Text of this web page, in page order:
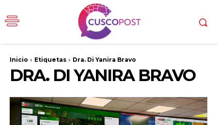
Inicio Etiquetas Dra. Di Yanira Bravo
DRA. DI YANIRA BRAVO